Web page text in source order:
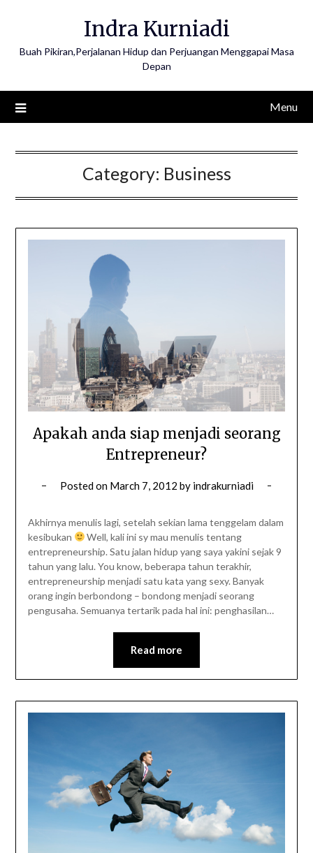
Indra Kurniadi
Buah Pikiran,Perjalanan Hidup dan Perjuangan Menggapai Masa
Depan
Menu
Category: Business
Apakah anda siap menjadi seorang
Entrepreneur?
Posted on March 7, 2012 by indrakurniadi
Akhirnya menulis lagi, setelah sekian lama tenggelam dalam
kesibukan
Well, kali ini sy mau menulis tentang
entrepreneurship. Satu jalan hidup yang saya yakini sejak 9
tahun yang lalu. You know, beberapa tahun terakhir,
entrepreneurship menjadi satu kata yang sexy. Banyak
orang ingin berbondong – bondong menjadi seorang
pengusaha. Semuanya tertarik pada hal ini: penghasilan…
Read more